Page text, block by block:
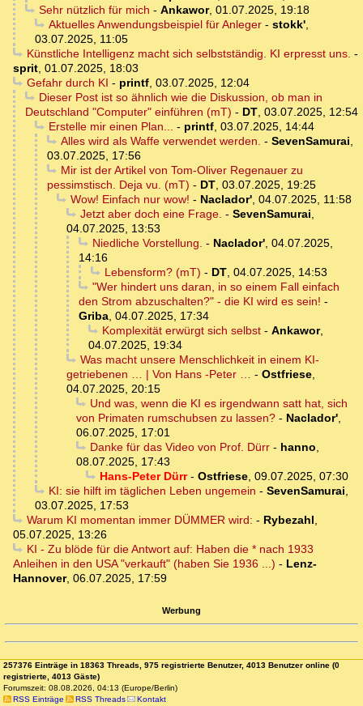
Sehr nützlich für mich - Ankawor, 01.07.2025, 19:18
Aktuelles Anwendungsbeispiel für Anleger- stokk',
03.07.2025, 11:05
Künstliche Intelligenz macht sich selbstständig. KI erpresst uns. -
sprit, 01.07.2025, 18:03
Gefahr durch KI - printf, 03.07.2025, 12:04
Dieser Post ist so ähnlich wie die Diskussion, ob man in
Deutschland "Computer" einführen (mT) - DT, 03.07.2025, 12:54
Erstelle mir einen Plan... - printf, 03.07.2025, 14:44
Alles wird als Waffe verwendet werden. - SevenSamurai,
03.07.2025, 17:56
Mir ist der Artikel von Tom-Oliver Regenauer zu
pessimstisch. Deja vu. (mT) - DT, 03.07.2025, 19:25
Wow! Einfach nur wow! - Naclador', 04.07.2025, 11:58
Jetzt aber doch eine Frage. - SevenSamurai,
04.07.2025, 13:53
Niedliche Vorstellung. - Naclador', 04.07.2025,
14:16
Lebensform? (mT) - DT, 04.07.2025, 14:53
"Wer hindert uns daran, in so einem Fall einfach
den Strom abzuschalten?" - die KI wird es sein! -
Griba, 04.07.2025, 17:34
Komplexität erwürgt sich selbst- Ankawor,
04.07.2025, 19:34
Was macht unsere Menschlichkeit in einem KI-
getriebenen … | Von Hans -Peter … - Ostfriese,
04.07.2025, 20:15
Und was, wenn die KI es irgendwann satt hat, sich
von Primaten rumschubsen zu lassen? - Naclador',
06.07.2025, 17:01
Danke für das Video von Prof. Dürr- hanno,
08.07.2025, 17:43
Hans-Peter Dürr- Ostfriese, 09.07.2025, 07:30
KI: sie hilft im täglichen Leben ungemein - SevenSamurai,
03.07.2025, 17:53
Warum KI momentan immer DÜMMER wird: - Rybezahl,
05.07.2025, 13:26
KI - Zu blöde für die Antwort auf: Haben die * nach 1933
Anleihen in den USA "verkauft" (haben Sie 1936 ...) - Lenz-
Hannover, 06.07.2025, 17:59
Werbung
257376 Einträge in 18363 Threads, 975 registrierte Benutzer, 4013 Benutzer online (0
registrierte, 4013 Gäste)
Forumszeit: 08.08.2026, 04:13 (Europe/Berlin)
RSS Einträge
RSS Threads Kontakt